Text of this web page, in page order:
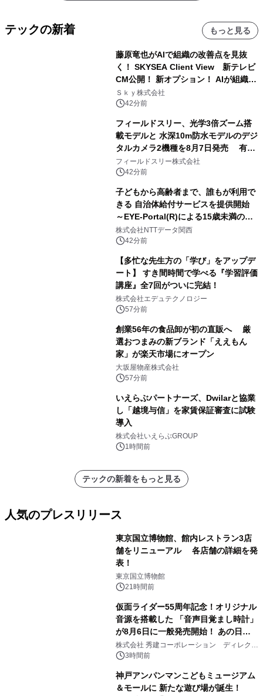
テックの新着 もっと見る
藤原竜也がAIで組織の改善点を見抜
く！ SKYSEA Client View 新テレビ
CM公開！ 新オプション！ AIが組織の
業務実態を分析し労務改善を支援。 藤
原竜也メイキング動画公開 「もしAIが
る自信がある」「昨年の夏はカブトム
シを捕まえたり、虫と戦ったり…」
Ｓｋｙ株式会社
42分前
フィールドスリー、光学3倍ズーム搭
載モデルと 水深10m防水モデルのデジ
タルカメラ2機種を8月7日発売 有効
約1300万画素、用途別に選べるコンデ
ジ新登場
フィールドスリー株式会社
42分前
子どもから高齢者まで、誰もが利用で
きる 自治体給付サービスを提供開始
～EYE-Portal(R)による15歳未満の本
人認証と デジタルデバイド対策で実現
～
株式会社NTTデータ関西
42分前
【多忙な先生方の「学び」をアップデ
ート】 すき間時間で学べる『学習評価
講座』全7回がついに完結！
株式会社エデュテクノロジー
57分前
創業56年の食品卸が初の直販へ 厳
選おつまみの新ブランド「ええもん
家」が楽天市場にオープン
大坂屋物産株式会社
57分前
いえらぶパートナーズ、Dwilarと協業
し「越境与信」を家賃保証審査に試験
導入
株式会社いえらぶGROUP
1時間前
テックの新着をもっと見る
人気のプレスリリース
東京国立博物館、館内レストラン3店
舗をリニューアル 各店舗の詳細を発
表！
東京国立博物館
21時間前
仮面ライダー55周年記念！オリジナル
音源を搭載した 「音声目覚まし時計」
が8月6日に一般発売開始！ あの日の
大興奮が今甦る
株式会社 秀建コーポレーション ディレクト
アートギャラリー
3時間前
神戸アンパンマンこどもミュージアム
＆モールに 新たな遊び場が誕生！